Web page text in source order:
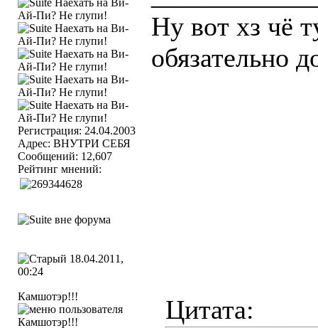
Регистрация: 24.04.2003
Адрес: ВНУТРИ СЕБЯ
Сообщений: 12,607
Рейтинг мнений:
Ну вот хз чё
обязательно
18.04.2011,
00:24
Камшотэр!!! Цитата: